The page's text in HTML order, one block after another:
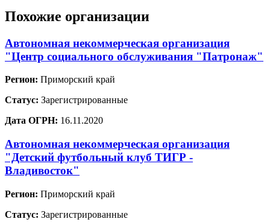
Похожие организации
Автономная некоммерческая организация
"Центр социального обслуживания "Патронаж"
Регион: Приморский край
Статус: Зарегистрированные
Дата ОГРН: 16.11.2020
Автономная некоммерческая организация
"Детский футбольный клуб ТИГР -
Владивосток"
Регион: Приморский край
Статус: Зарегистрированные